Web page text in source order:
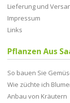
Lieferung und
Impressum
Links
Pflanzen Aus
So bauen Sie
Wie züchte ich
Anbau von Kräutern